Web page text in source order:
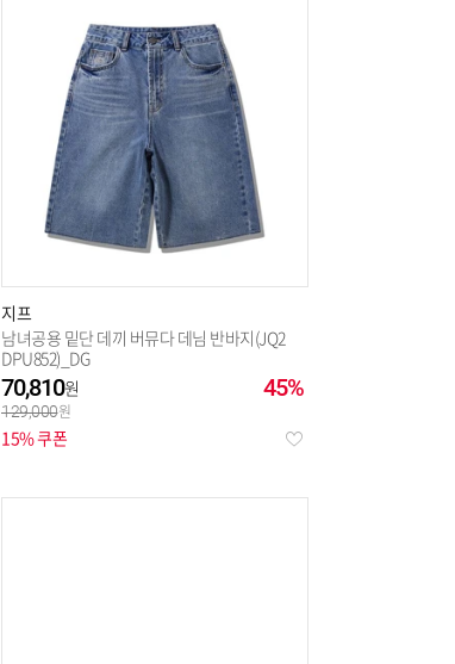
지프
남녀공용 밑단 데끼 버뮤다 데님 반바지(JQ2
DPU852)_DG
45%
70,810
129,000
15% 쿠폰